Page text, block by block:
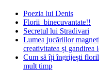
Poezia lui Denis
Florii binecuvantate!!
Secretul lui Stradivari
Lumea jucăriilor
creativitatea și gandirea
Cum să îți îngrijești
mult timp